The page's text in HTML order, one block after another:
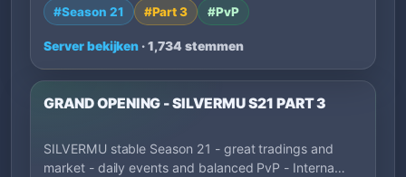
#Season 21 #Part 3 #PvP
Server bekijken · 1,734 stemmen
GRAND OPENING - SILVERMU S21 PART 3
SILVERMU stable Season 21 - great tradings and
market - daily events and balanced PvP - Interna…